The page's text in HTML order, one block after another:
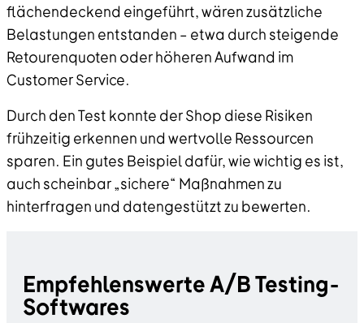
flächendeckend eingeführt, wären zusätzliche
Belastungen entstanden – etwa durch steigende
Retourenquoten oder höheren Aufwand im
Customer Service.
Durch den Test konnte der Shop diese Risiken
frühzeitig erkennen und wertvolle Ressourcen
sparen. Ein gutes Beispiel dafür, wie wichtig es ist,
auch scheinbar „sichere“ Maßnahmen zu
hinterfragen und datengestützt zu bewerten.
Empfehlenswerte A/B Testing-
Softwares